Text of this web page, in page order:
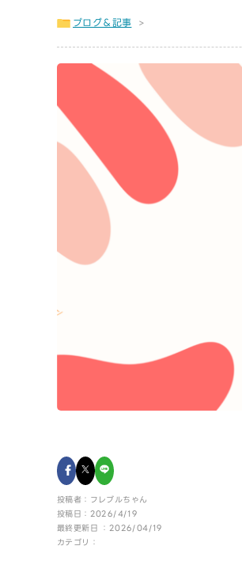
ブログ＆記事 >
投稿者：フレブルちゃん
投稿日：2026/4/19
最終更新日 ：2026/04/19
カテゴリ：